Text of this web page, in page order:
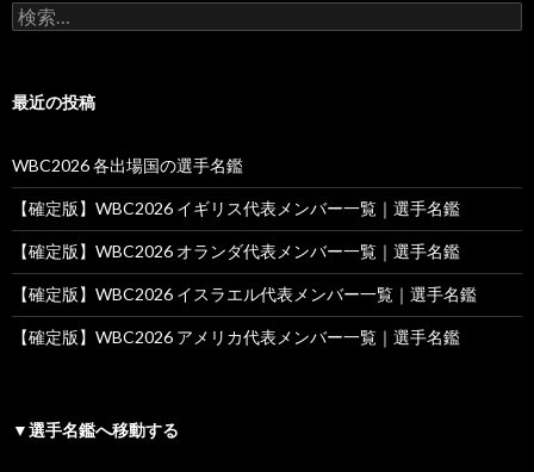
検
索:
最近の投稿
WBC2026 各出場国の選手名鑑
【確定版】WBC2026 イギリス代表メンバー一覧｜選手名鑑
【確定版】WBC2026 オランダ代表メンバー一覧｜選手名鑑
【確定版】WBC2026 イスラエル代表メンバー一覧｜選手名鑑
【確定版】WBC2026 アメリカ代表メンバー一覧｜選手名鑑
▼選手名鑑へ移動する